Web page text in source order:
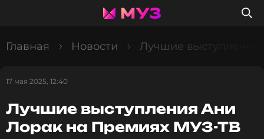
Главная Новости Лучшие
17 мая 2025, 12:40
Лучшие выступления Ани
Лорак на Премиях МУЗ-ТВ